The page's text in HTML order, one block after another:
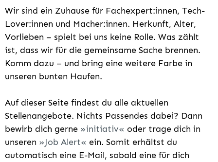
Wir sind ein Zuhause für Fachexpert:innen, Tech-
Lover:innen und Macher:innen. Herkunft, Alter,
Vorlieben – spielt bei uns keine Rolle. Was zählt
ist, dass wir für die gemeinsame Sache brennen.
Komm dazu – und bring eine weitere Farbe in
unseren bunten Haufen.
Auf dieser Seite findest du alle aktuellen
Stellenangebote. Nichts Passendes dabei? Dann
bewirb dich gerne
initiativ
oder trage dich in
unseren
Job Alert
ein. Somit erhältst du
automatisch eine E-Mail, sobald eine für dich